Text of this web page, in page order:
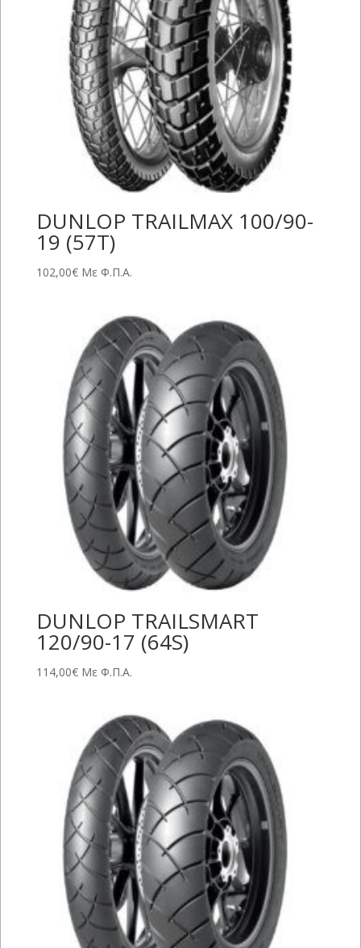
DUNLOP TRAILMAX 100/90-
19 (57T)
102,00€ Με Φ.Π.Α.
DUNLOP TRAILSMART
120/90-17 (64S)
114,00€ Με Φ.Π.Α.